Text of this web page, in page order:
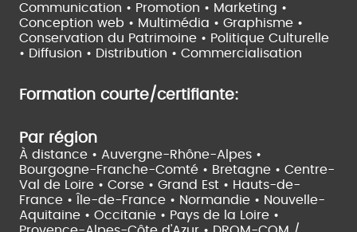
Communication • Promotion • Marketing •
Conception web • Multimédia • Graphisme •
Conservation du Patrimoine • Politique Culturelle
• Diffusion • Distribution • Commercialisation
Formation courte/certifiante:
Par région
À distance • Auvergne-Rhône-Alpes •
Bourgogne-Franche-Comté • Bretagne • Centre-
Val de Loire • Corse • Grand Est • Hauts-de-
France •
Île-de-France • Normandie • Nouvelle-
Aquitaine • Occitanie • Pays de la Loire •